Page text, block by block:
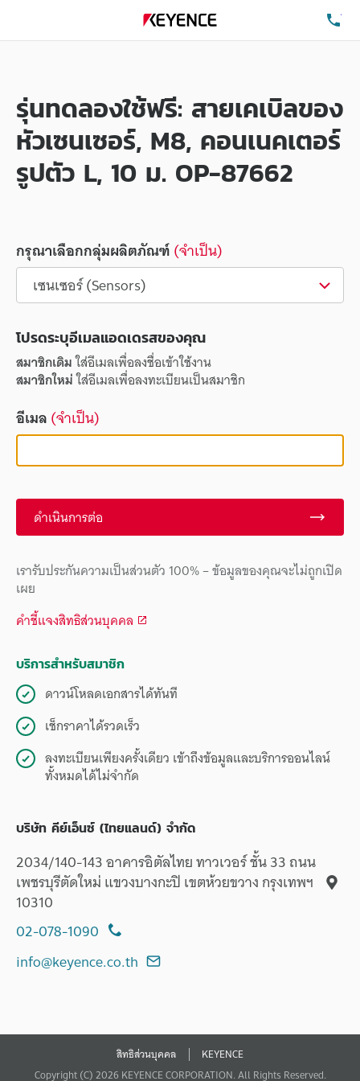
รุ่นทดลองใช้ฟรี: สายเคเบิลของ
หัวเซนเซอร์, M8, คอนเนคเตอร์
รูปตัว L, 10 ม. OP-87662
กรุณาเลือกกลุ่มผลิตภัณฑ์(จำเป็น)
โปรดระบุอีเมลแอดเดรสของคุณ
สมาชิกเดิมใส่อีเมลเพื่อลงชื่อเข้าใช้งาน
สมาชิกใหม่ใส่อีเมลเพื่อลงทะเบียนเป็นสมาชิก
อีเมล(จำเป็น)
ดำเนินการต่อ
เรารับประกันความเป็นส่วนตัว 100% – ข้อมูลของคุณจะไม่ถูกเปิด
เผย
คำชี้แจงสิทธิส่วนบุคคล
บริการสำหรับสมาชิก
ดาวน์โหลดเอกสารได้ทันที
เช็กราคาได้รวดเร็ว
ลงทะเบียนเพียงครั้งเดียว เข้าถึงข้อมูลและบริการออนไลน์
ทั้งหมดได้ไม่จำกัด
บริษัท คีย์เอ็นซ์ (ไทยแลนด์) จำกัด
2034/140-143 อาคารอิตัลไทย ทาวเวอร์ ชั้น 33 ถนน
เพชรบุรีตัดใหม่ แขวงบางกะปิ เขตห้วยขวาง กรุงเทพฯ
10310
02-078-1090
info@keyence.co.th
สิทธิส่วนบุคคล
KEYENCE
Copyright (C) 2026 KEYENCE CORPORATION. All Rights Reserved.